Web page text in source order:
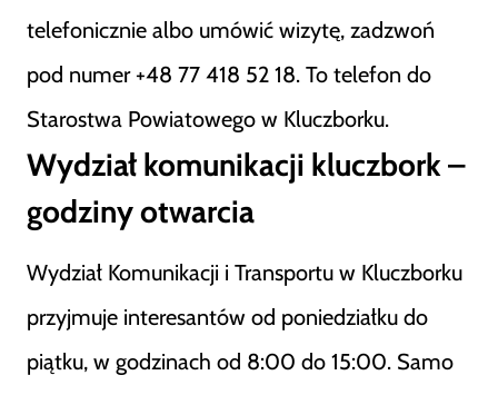
telefonicznie albo umówić wizytę, zadzwoń
pod numer +48 77 418 52 18. To telefon do
Starostwa Powiatowego w Kluczborku.
Wydział komunikacji kluczbork –
godziny otwarcia
Wydział Komunikacji i Transportu w Kluczborku
przyjmuje interesantów od poniedziałku do
piątku, w godzinach od 8:00 do 15:00. Samo